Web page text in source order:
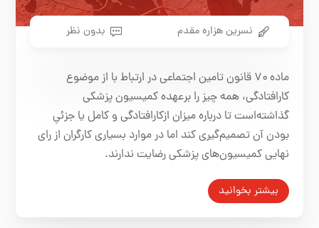
نسرین هزاره مقدم بدون نظر
ماده ۷۰ قانون تامین اجتماعی در ارتباط با از موضوع
کارافتادگی، همه چیز را برعهده کمیسیون پزشکی
گذاشته‌است تا درباره میزان ازکارافتادگی و کامل یا جزئیِ
بودن آن تصمیم‌گیری کند اما در موارد بسیاری کارگران از رای
نهایی کمیسیون‌های پزشکی رضایت ندارند.
بیشتر بخوانید